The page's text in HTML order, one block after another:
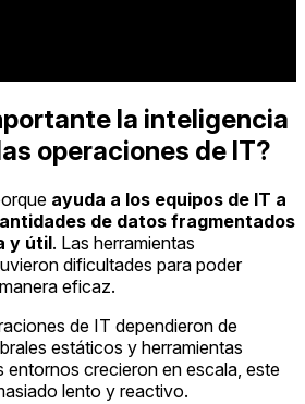
la inteligencia
operaciones de IT?
ayuda a los equipos de IT a
de datos fragmentados
y útil. Las herramientas
dificultades para poder
eficaz.
de IT dependieron de
estáticos y herramientas
entornos crecieron en escala, este
lento y reactivo.